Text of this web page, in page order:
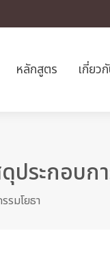
หลักสูตร เกี่ยว
ประกอบก
รมโยธา